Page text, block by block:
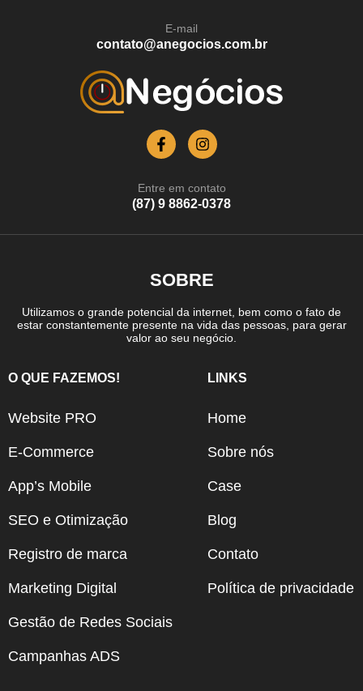
E-mail
contato@anegocios.com.br
Entre em contato
(87) 9 8862-0378
SOBRE
Utilizamos o grande potencial da internet, bem como o fato de
estar constantemente presente na vida das pessoas, para gerar
valor ao seu negócio.
O QUE FAZEMOS!
Website PRO
E-Commerce
App’s Mobile
SEO e Otimização
Registro de marca
Marketing Digital
Gestão de Redes Sociais
Campanhas ADS
LINKS
Home
Sobre nós
Case
Blog
Contato
Política de privacidade